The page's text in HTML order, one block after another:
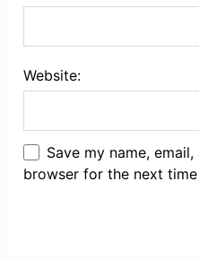
Website:
Save my name,
browser for the next